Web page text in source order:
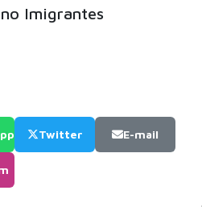
Imigrantes
Twitter
E-mail